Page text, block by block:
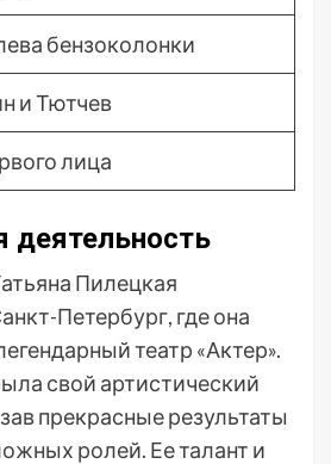
бензоколонки
и Тютчев
лица
деятельность
Пилецкая
Петербург, где она
театр «Актер».
свой артистический
прекрасные результаты
ролей. Ее талант и